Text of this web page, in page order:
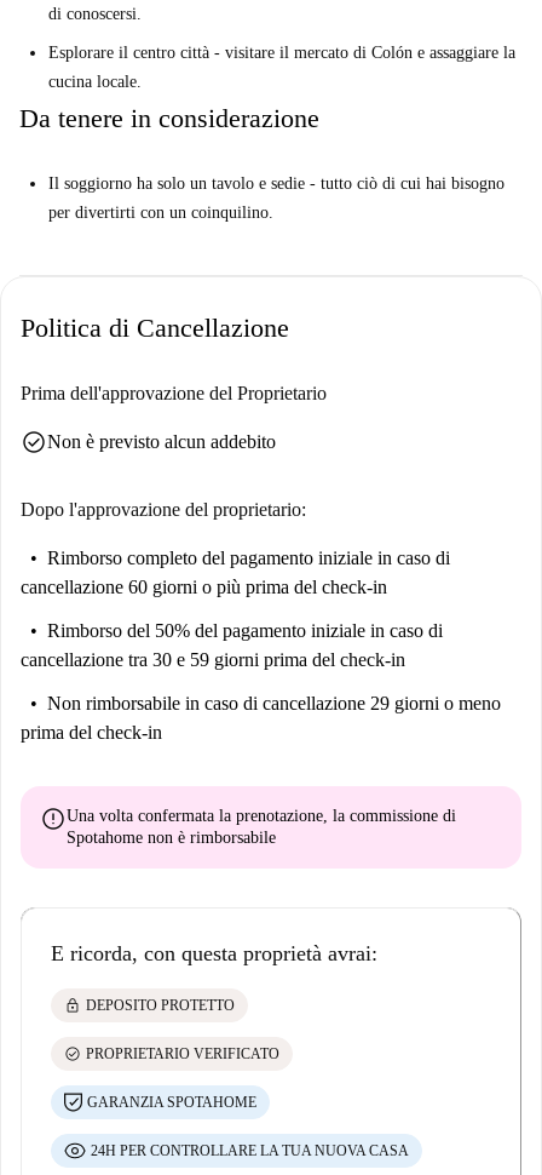
di conoscersi.
Esplorare il centro città - visitare il mercato di Colón e assaggiare la
cucina locale.
Da tenere in considerazione
Il soggiorno ha solo un tavolo e sedie - tutto ciò di cui hai bisogno
per divertirti con un coinquilino.
Politica di Cancellazione
Prima dell'approvazione del Proprietario
check_circleNon è previsto alcun addebito
Dopo l'approvazione del proprietario:
Rimborso completo del pagamento iniziale in caso di
cancellazione 60 giorni o più prima del check-in
Rimborso del 50% del pagamento iniziale in caso di
cancellazione tra 30 e 59 giorni prima del check-in
Non rimborsabile in caso di cancellazione 29 giorni o meno
prima del check-in
errorUna volta confermata la prenotazione, la commissione di
Spotahome non è rimborsabile
E ricorda, con questa proprietà avrai:
lock DEPOSITO PROTETTO
check_circle PROPRIETARIO VERIFICATO
GARANZIA SPOTAHOME
24H PER CONTROLLARE LA TUA NUOVA CASA